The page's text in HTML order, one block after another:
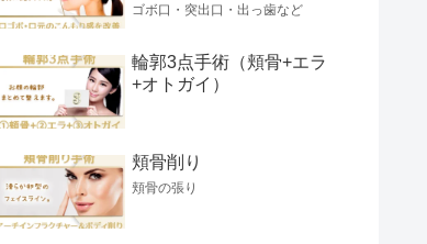
ゴボ口・突出口・出っ歯など
輪郭3点手術（頬骨+エラ
+オトガイ）
頬骨削り
頬骨の張り